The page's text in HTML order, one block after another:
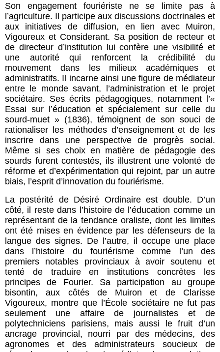
Son engagement fouriériste ne se limite pas à
l’agriculture. Il participe aux discussions doctrinales et
aux initiatives de diffusion, en lien avec Muiron,
Vigoureux et Considerant. Sa position de recteur et
de directeur d’institution lui confère une visibilité et
une autorité qui renforcent la crédibilité du
mouvement dans les milieux académiques et
administratifs. Il incarne ainsi une figure de médiateur
entre le monde savant, l’administration et le projet
sociétaire. Ses écrits pédagogiques, notamment l’«
Essai sur l’éducation et spécialement sur celle du
sourd-muet » (1836), témoignent de son souci de
rationaliser les méthodes d’enseignement et de les
inscrire dans une perspective de progrès social.
Même si ses choix en matière de pédagogie des
sourds furent contestés, ils illustrent une volonté de
réforme et d’expérimentation qui rejoint, par un autre
biais, l’esprit d’innovation du fouriérisme.
La postérité de Désiré Ordinaire est double. D’un
côté, il reste dans l’histoire de l’éducation comme un
représentant de la tendance oraliste, dont les limites
ont été mises en évidence par les défenseurs de la
langue des signes. De l’autre, il occupe une place
dans l’histoire du fouriérisme comme l’un des
premiers notables provinciaux à avoir soutenu et
tenté de traduire en institutions concrètes les
principes de Fourier. Sa participation au groupe
bisontin, aux côtés de Muiron et de Clarisse
Vigoureux, montre que l’École sociétaire ne fut pas
seulement une affaire de journalistes et de
polytechniciens parisiens, mais aussi le fruit d’un
ancrage provincial, nourri par des médecins, des
agronomes et des administrateurs soucieux de